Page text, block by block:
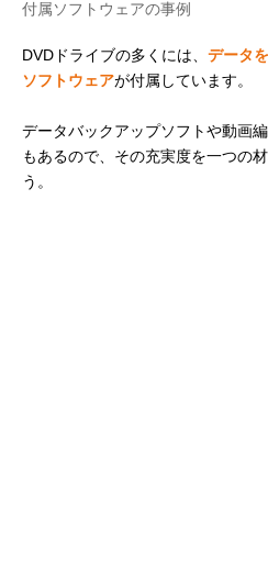
付属ソフトウェアの事例
DVDドライブの多くには、 データ
ソフトウェアが付属しています。
データバックアップソフトや動画
もあるので、その充実度を一つの
う。